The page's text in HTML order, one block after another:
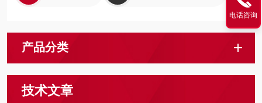
产品分类
技术文章
电话咨询